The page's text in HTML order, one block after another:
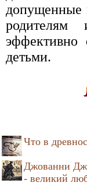
допущенные
родителям
эффективно
детьми.
Что в
Джованни
- великий